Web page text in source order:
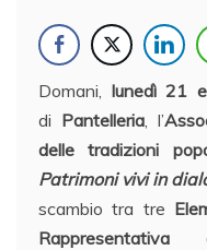
Domani, lunedì 21
di Pantelleria, l’
delle tradizioni
Patrimoni vivi in
scambio tra tre